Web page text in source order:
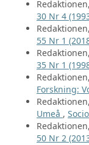
Redaktionen,
30 Nr 4
Redaktionen,
55 Nr 1
Redaktionen,
35 Nr 1
Redaktionen,
Forskning:
Redaktionen,
Umeå ,
Redaktionen,
50 Nr 2